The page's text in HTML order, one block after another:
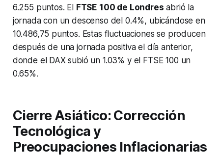
6.255 puntos. El FTSE 100 de Londres abrió la
jornada con un descenso del 0.4%, ubicándose en
10.486,75 puntos. Estas fluctuaciones se producen
después de una jornada positiva el día anterior,
donde el DAX subió un 1.03% y el FTSE 100 un
0.65%.
Cierre Asiático: Corrección
Tecnológica y
Preocupaciones Inflacionarias